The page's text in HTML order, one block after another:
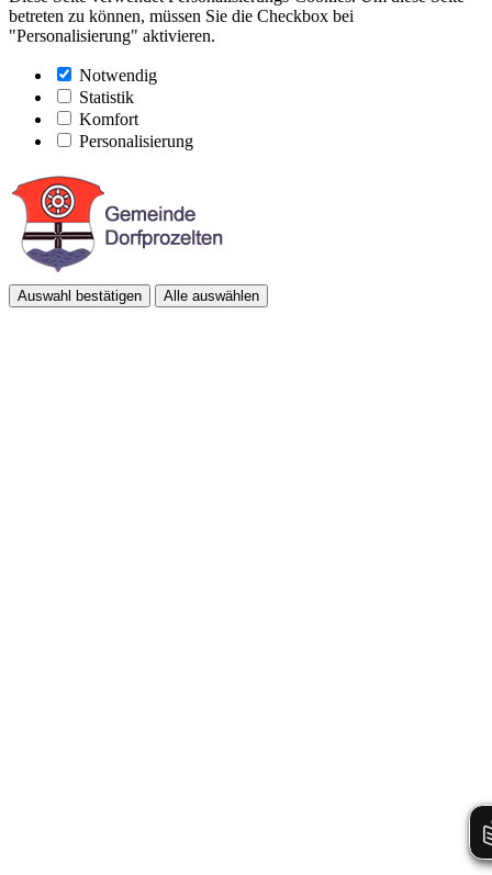
betreten zu können, müssen Sie die Checkbox bei
"Personalisierung" aktivieren.
Notwendig
Statistik
Komfort
Personalisierung
Auswahl bestätigen Alle auswählen